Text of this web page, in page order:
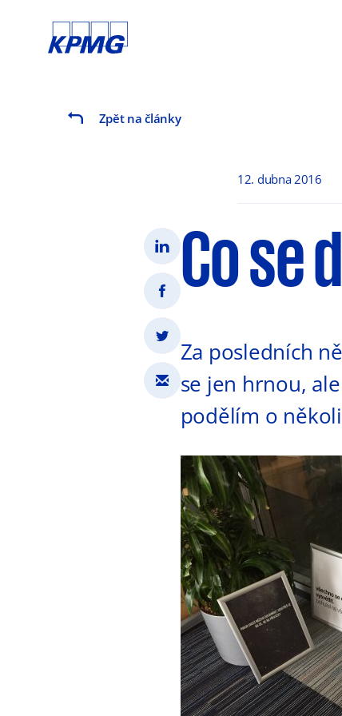
Zpět na články
12. dubna 2016
Co se
Za posledních
se jen hrnou,
podělím o